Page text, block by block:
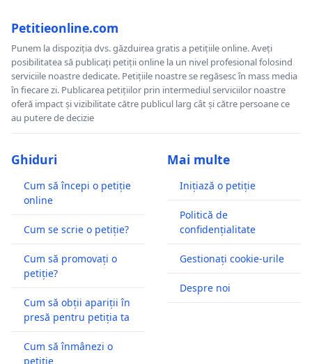
Petitieonline.com
Punem la dispoziția dvs. găzduirea gratis a petițiile online. Aveți
posibilitatea să publicați petiții online la un nivel profesional folosind
serviciile noastre dedicate. Petițiile noastre se regăsesc în mass media
în fiecare zi. Publicarea petițiilor prin intermediul serviciilor noastre
oferă impact și vizibilitate către publicul larg cât și către persoane ce
au putere de decizie
Ghiduri
Cum să începi o petiție
online
Cum se scrie o petiție?
Cum să promovați o
petiție?
Cum să obții apariții în
presă pentru petiția ta
Cum să înmânezi o
petiție
Mai multe
Inițiază o petiție
Politică de
confidențialitate
Gestionați cookie-urile
Despre noi